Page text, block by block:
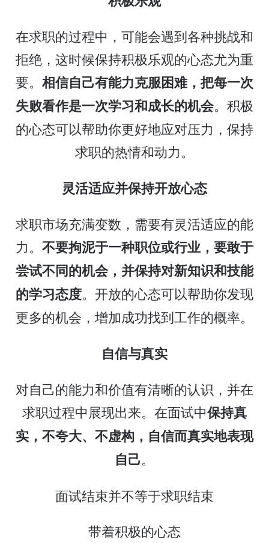
在求职的过程中，可能会遇到各种挑战和
拒绝，这时候保持积极乐观的心态尤为重
要。 相信自己有能力克服困难，把每一次
失败看作是一次学习和成长的机会。积极
的心态可以帮助你更好地应对压力，保持
求职的热情和动力。
灵活适应并保持开放心态
求职市场充满变数，需要有灵活适应的能
力。 不要拘泥于一种职位或行业，要敢于
尝试不同的机会，并保持对新知识和技能
的学习态度。开放的心态可以帮助你发现
更多的机会，增加成功找到工作的概率。
自信与真实
对自己的能力和价值有清晰的认识，并在
求职过程中展现出来。在面试中保持真
实，不夸大、不虚构，自信而真实地表现
自己。
面试结束并不等于求职结束
带着积极的心态